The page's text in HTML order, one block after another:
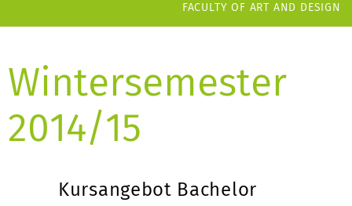
FACULTY OF ART AND DESIGN
Wintersemester
2014/15
Kursangebot Bachelor